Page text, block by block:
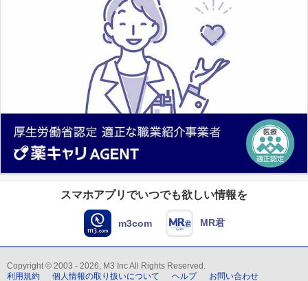
スマホアプリでいつでも欲しい情報を
m3com MR君
Copyright © 2003 - 2026, M3 Inc All Rights Reserved.
利用規約
個人情報の取り扱いについて ヘルプ お問い合わせ